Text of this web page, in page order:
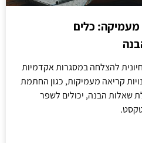
מעמיקה: כלים
להצלחה במסגרות אקדמיות
קריאה מעמיקות, כגון החתמת
שאלות הבנה, יכולים לשפר